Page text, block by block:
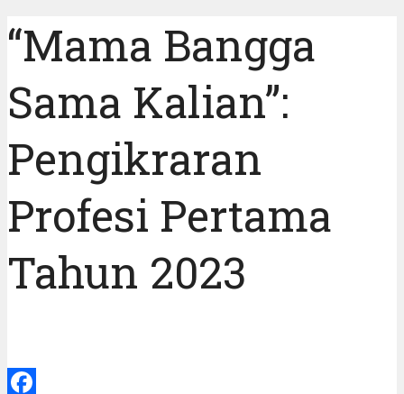
“Mama Bangga
Sama Kalian”:
Pengikraran
Profesi Pertama
Tahun 2023